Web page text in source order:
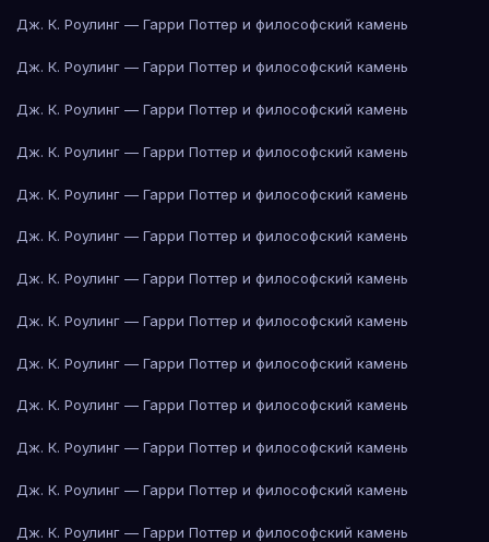
Дж. К. Роулинг — Гарри Поттер и философский камень
Дж. К. Роулинг — Гарри Поттер и философский камень
Дж. К. Роулинг — Гарри Поттер и философский камень
Дж. К. Роулинг — Гарри Поттер и философский камень
Дж. К. Роулинг — Гарри Поттер и философский камень
Дж. К. Роулинг — Гарри Поттер и философский камень
Дж. К. Роулинг — Гарри Поттер и философский камень
Дж. К. Роулинг — Гарри Поттер и философский камень
Дж. К. Роулинг — Гарри Поттер и философский камень
Дж. К. Роулинг — Гарри Поттер и философский камень
Дж. К. Роулинг — Гарри Поттер и философский камень
Дж. К. Роулинг — Гарри Поттер и философский камень
Дж. К. Роулинг — Гарри Поттер и философский камень